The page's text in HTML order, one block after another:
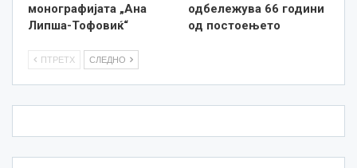
монографијата „Ана
Липша-Тофовиќ“
одбележува 66 години
од постоењето
ПТРЕТХ СЛЕДНО